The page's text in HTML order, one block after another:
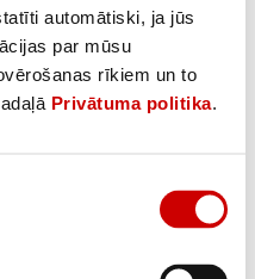
automātiski, ja jūs
par mūsu
rīkiem un to
Privātuma politika.